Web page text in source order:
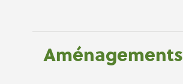
Aménagements